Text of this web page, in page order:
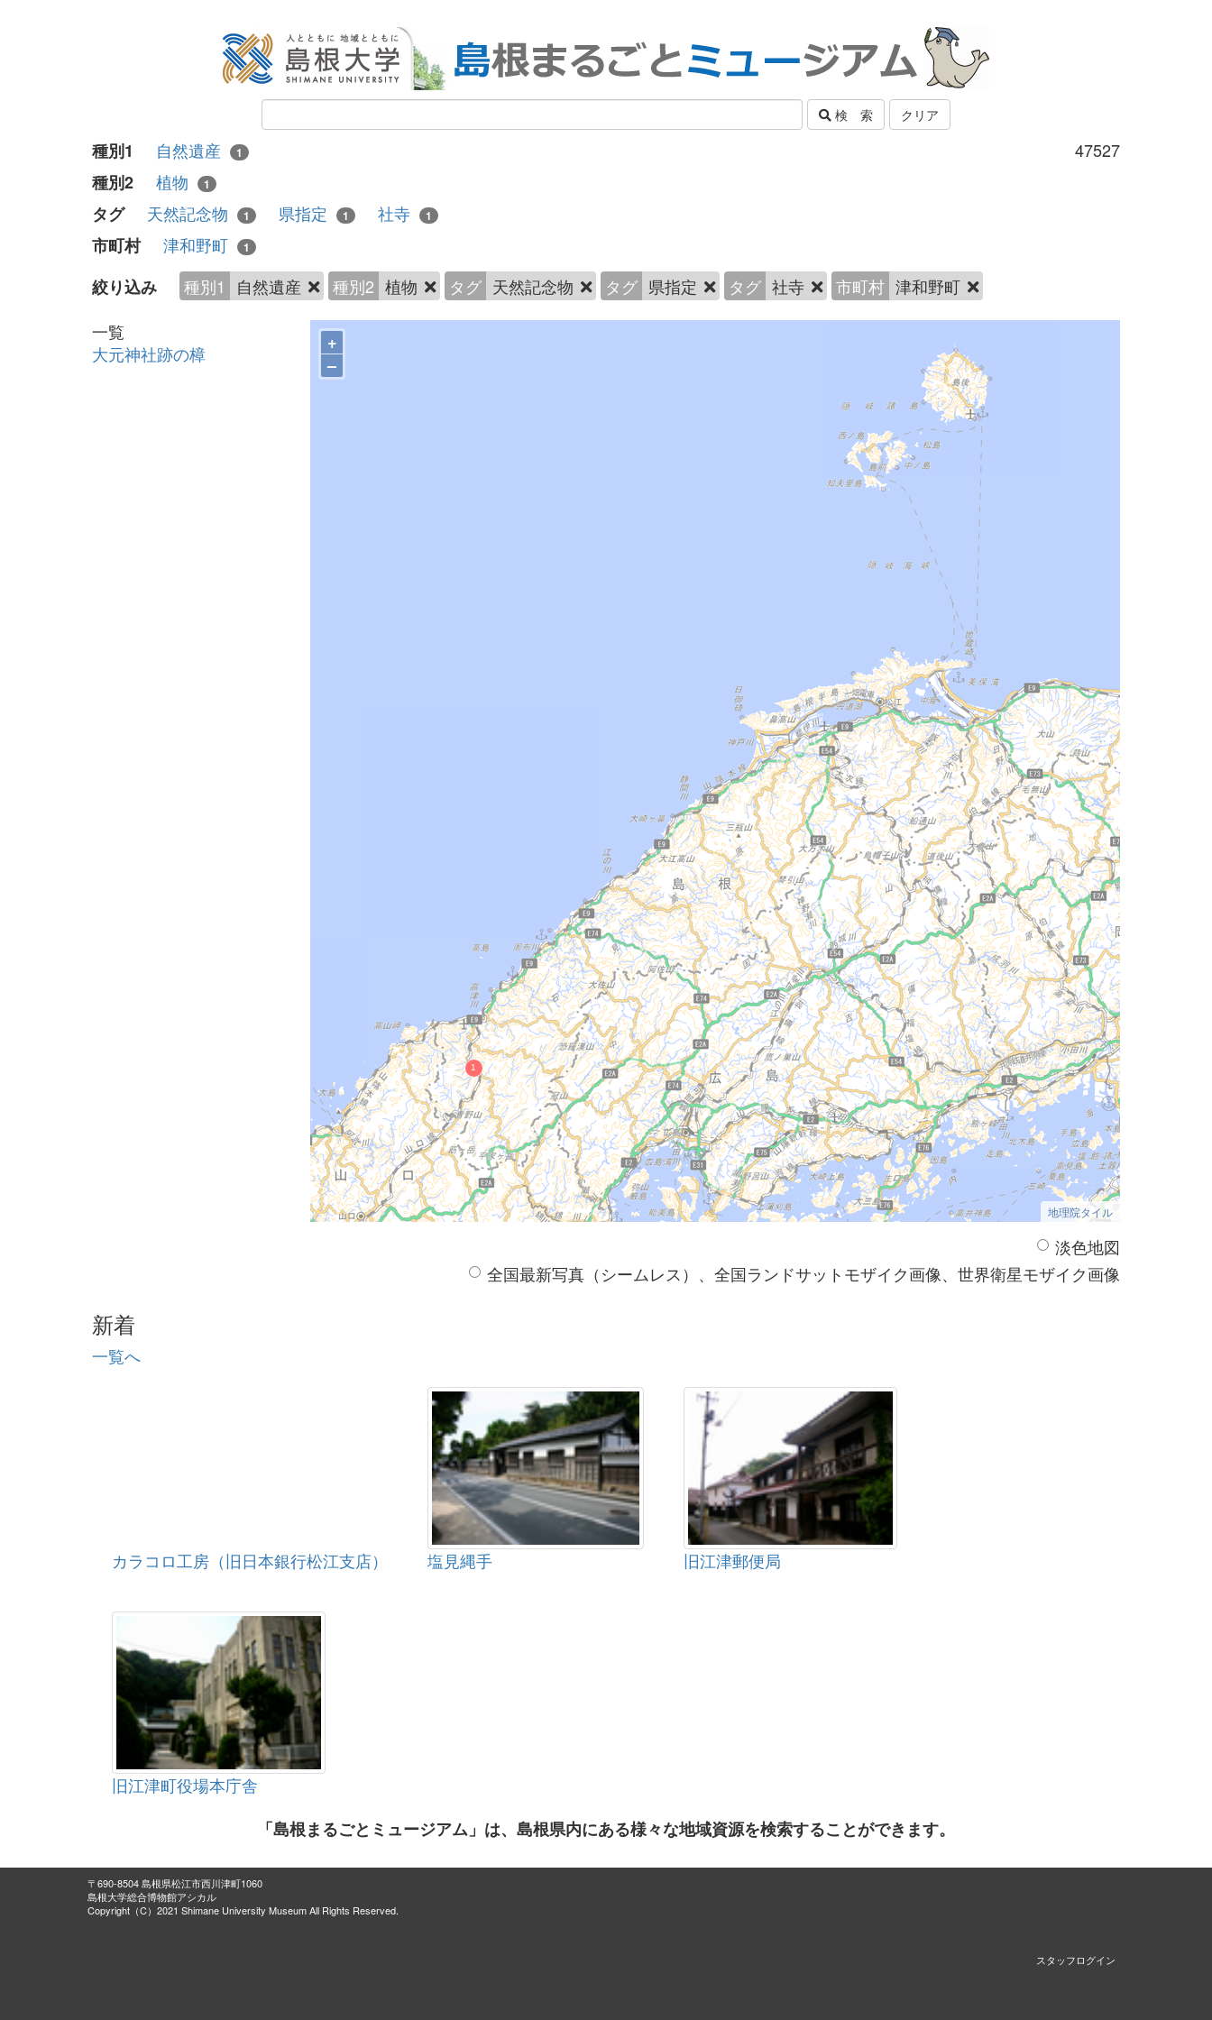
検 索 クリア
47527
種別1 自然遺産 1
種別2 植物 1
タグ 天然記念物 1 県指定 1 社寺 1
市町村 津和野町 1
絞り込み 種別1 自然遺産 種別2 植物 タグ 天然記念物 タグ 県指定 タグ 社寺 市町村 津和野町
一覧
大元神社跡の樟
+
–
地理院タイル
淡色地図
全国最新写真（シームレス）、全国ランドサットモザイク画像、世界衛星モザイク画像
新着
一覧へ
カラコロ工房（旧日本銀行松江支店） 塩見縄手 旧江津郵便局
旧江津町役場本庁舎
「島根まるごとミュージアム」は、島根県内にある様々な地域資源を検索することができます。
〒690-8504 島根県松江市西川津町1060
島根大学総合博物館アシカル
Copyright（C）2021 Shimane University Museum All Rights Reserved.
スタッフログイン